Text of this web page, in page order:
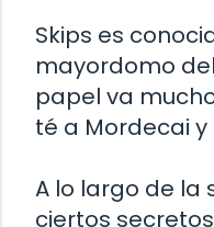
Skips es
mayordomo
papel va
té a Mordecai y
A lo largo de la
ciertos